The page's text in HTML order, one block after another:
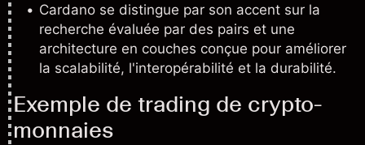
Cardano se distingue par son accent sur la
recherche évaluée par des pairs et une
architecture en couches conçue pour améliorer
la scalabilité, l'interopérabilité et la durabilité.
Exemple de trading de crypto-
monnaies